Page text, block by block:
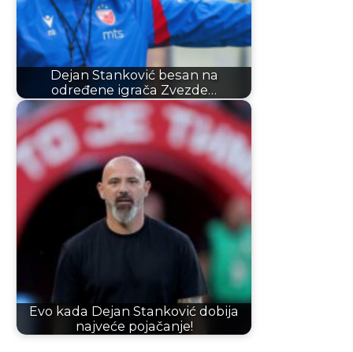
Dejan Stanković besan na
određene igrača Zvezde…
Evo kada Dejan Stanković dobija
najveće pojačanje!